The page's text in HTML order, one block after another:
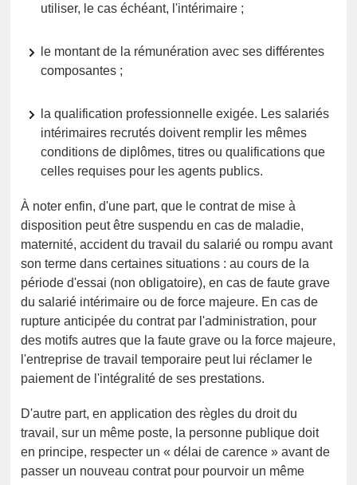
utiliser, le cas échéant, l'intérimaire ;
le montant de la rémunération avec ses différentes
composantes ;
la qualification professionnelle exigée. Les salariés
intérimaires recrutés doivent remplir les mêmes
conditions de diplômes, titres ou qualifications que
celles requises pour les agents publics.
À noter enfin, d'une part, que le contrat de mise à
disposition peut être suspendu en cas de maladie,
maternité, accident du travail du salarié ou rompu avant
son terme dans certaines situations : au cours de la
période d'essai (non obligatoire), en cas de faute grave
du salarié intérimaire ou de force majeure. En cas de
rupture anticipée du contrat par l'administration, pour
des motifs autres que la faute grave ou la force majeure,
l'entreprise de travail temporaire peut lui réclamer le
paiement de l'intégralité de ses prestations.
D'autre part, en application des règles du droit du
travail, sur un même poste, la personne publique doit
en principe, respecter un « délai de carence » avant de
passer un nouveau contrat pour pourvoir un même